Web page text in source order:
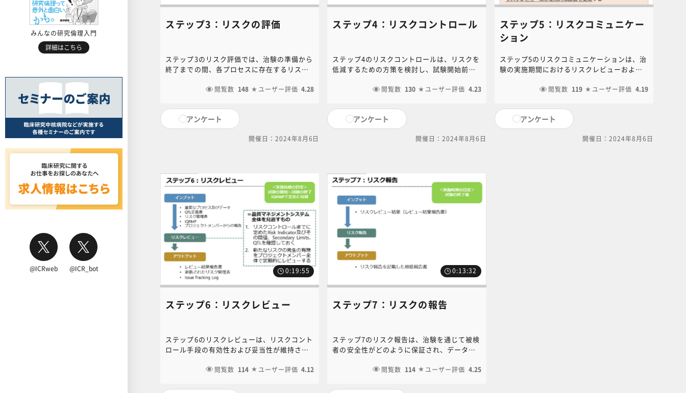
みんなの研究倫理入門
詳細はこちら
@ICRweb @ICR_bot
ステップ3：リスクの評価
ステップ3のリスク評価では、治験の準備から
終了までの間、各プロセスに存在するリスク
します。本講義では、リスク管理表で検討す
て解説します。
閲覧数 148 ユーザー評価 4.28
アンケート
開催日：2024年8月6日
ステップ4：リスクコントロール
ステップ4のリスクコントロールは、リスクを
低減するための方策を検討し、試験開始前に
るための手順を示すことです。本講義では、
て解説します。
閲覧数 130 ユーザー評価 4.23
アンケート
開催日：2024年8月6日
ステップ5：リスクコミュニケー
ション
ステップ5のリスクコミュニケーションは、治
験の実施期間におけるリスクレビューおよび
ントの内容を伝達・共有することです。本講
手順、ポイントについて解説します。
閲覧数 119 ユーザー評価 4.19
アンケート
開催日：2024年8月6日
0:19:55
ステップ6：リスクレビュー
ステップ6のリスクレビューは、リスクコント
ロール手段の有効性および妥当性が維持され
は、リスクレビューに必要な準備、記録作成
閲覧数 114 ユーザー評価 4.12
0:13:32
ステップ7：リスクの報告
ステップ7のリスク報告は、治験を通じて被検
者の安全性がどのように保証され、データの
す。本講義では、総括報告書に記載すべき事
閲覧数 114 ユーザー評価 4.25